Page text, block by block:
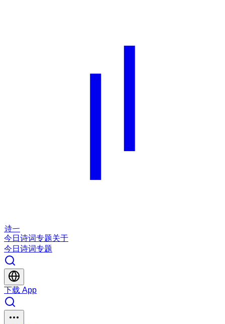
诗一
今日 诗词专题关于
今日 诗词专题
下载 App